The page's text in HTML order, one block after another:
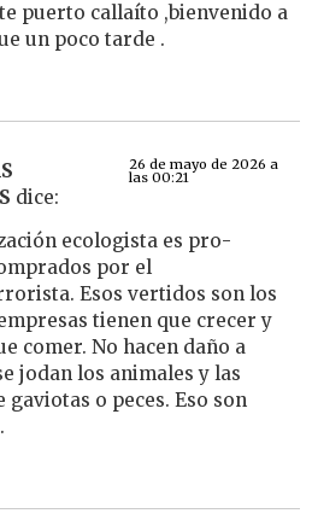
puerto callaíto ,bienvenido a
un poco tarde .
dice:
26 de mayo de 2026 a
las 00:21
ecologista es pro-
por el
Esos vertidos son los
tienen que crecer y
comer. No hacen daño a
jodan los animales y las
o peces. Eso son